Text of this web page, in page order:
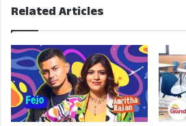
Related Articles